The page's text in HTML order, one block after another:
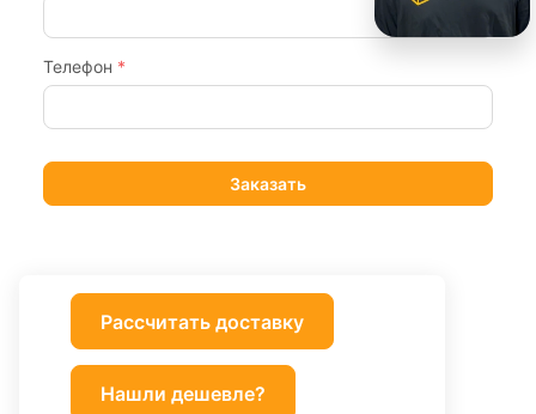
Телефон *
Рассчитать доставку
Нашли дешевле?